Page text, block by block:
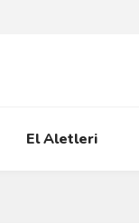
El Aletleri